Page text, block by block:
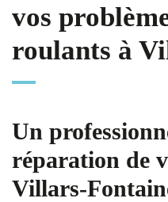
vos
roulants à
Un
réparation de
Villars-